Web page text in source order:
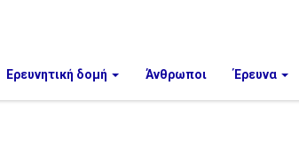
Ερευνητική δομή Άνθρωποι Έρευνα